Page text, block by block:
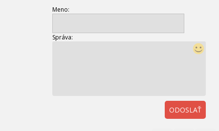
Meno:
Správa:
ODOSLAŤ